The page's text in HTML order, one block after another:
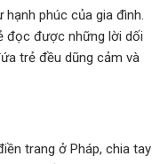
hạnh phúc của gia đình.
đọc được những lời dối
trẻ đều dũng cảm và
trang ở Pháp, chia tay